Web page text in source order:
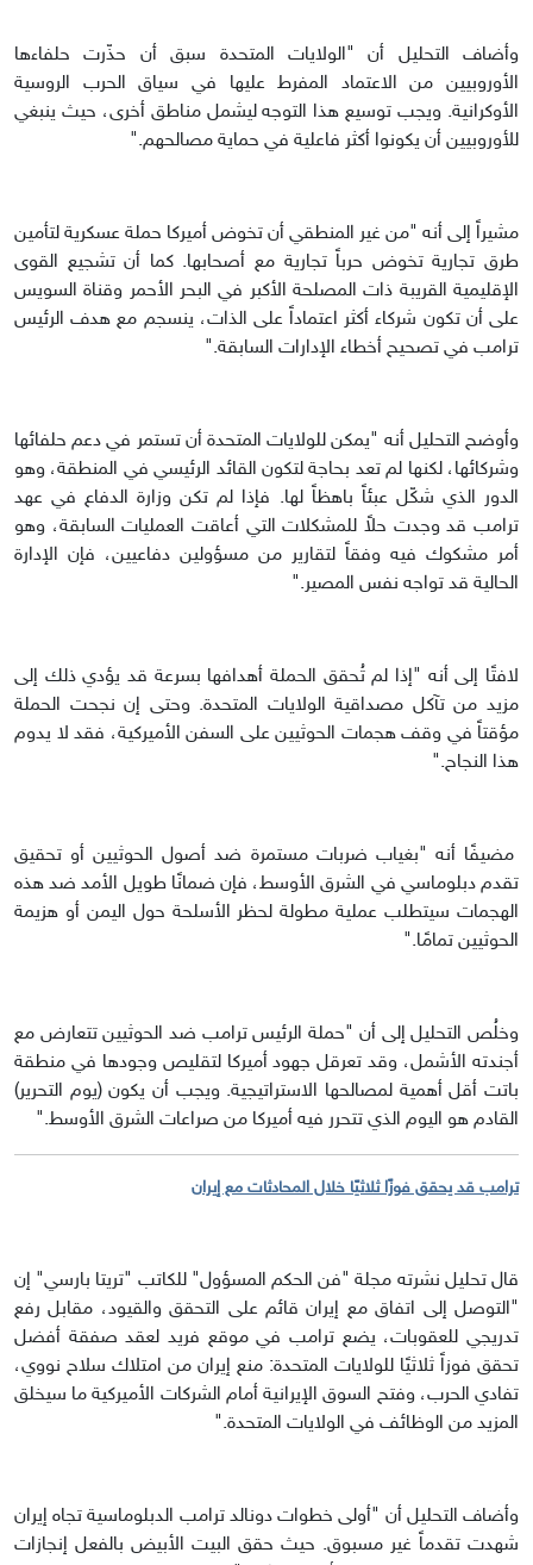
وأضاف التحليل أن "الولايات المتحدة سبق أن حذّرت حلفاءها
الأوروبيين من الاعتماد المفرط عليها في سياق الحرب الروسية
الأوكرانية. ويجب توسيع هذا التوجه ليشمل مناطق أخرى، حيث ينبغي
للأوروبيين أن يكونوا أكثر فاعلية في حماية مصالحهم."
مشيراً إلى أنه "من غير المنطقي أن تخوض أميركا حملة عسكرية لتأمين
طرق تجارية تخوض حرباً تجارية مع أصحابها. كما أن تشجيع القوى
الإقليمية القريبة ذات المصلحة الأكبر في البحر الأحمر وقناة السويس
على أن تكون شركاء أكثر اعتماداً على الذات، ينسجم مع هدف الرئيس
ترامب في تصحيح أخطاء الإدارات السابقة."
وأوضح التحليل أنه "يمكن للولايات المتحدة أن تستمر في دعم حلفائها
وشركائها، لكنها لم تعد بحاجة لتكون القائد الرئيسي في المنطقة، وهو
الدور الذي شكّل عبئاً باهظاً لها. فإذا لم تكن وزارة الدفاع في عهد
ترامب قد وجدت حلاً للمشكلات التي أعاقت العمليات السابقة، وهو
أمر مشكوك فيه وفقاً لتقارير من مسؤولين دفاعيين، فإن الإدارة
الحالية قد تواجه نفس المصير."
لافتًا إلى أنه "إذا لم تُحقق الحملة أهدافها بسرعة قد يؤدي ذلك إلى
مزيد من تآكل مصداقية الولايات المتحدة. وحتى إن نجحت الحملة
مؤقتاً في وقف هجمات الحوثيين على السفن الأميركية، فقد لا يدوم
هذا النجاح."
مضيفًا أنه "بغياب ضربات مستمرة ضد أصول الحوثيين أو تحقيق
تقدم دبلوماسي في الشرق الأوسط، فإن ضمانًا طويل الأمد ضد هذه
الهجمات سيتطلب عملية مطولة لحظر الأسلحة حول اليمن أو هزيمة
الحوثيين تمامًا."
وخلُص التحليل إلى أن "حملة الرئيس ترامب ضد الحوثيين تتعارض مع
أجندته الأشمل، وقد تعرقل جهود أميركا لتقليص وجودها في منطقة
باتت أقل أهمية لمصالحها الاستراتيجية. ويجب أن يكون (يوم التحرير)
القادم هو اليوم الذي تتحرر فيه أميركا من صراعات الشرق الأوسط."
ترامب قد يحقق فوزًا ثلاثيًا خلال المحادثات مع إيران
قال تحليل نشرته مجلة "فن الحكم المسؤول" للكاتب "تريتا بارسي" إن
"التوصل إلى اتفاق مع إيران قائم على التحقق والقيود، مقابل رفع
تدريجي للعقوبات، يضع ترامب في موقع فريد لعقد صفقة أفضل
تحقق فوزاً ثلاثيًا للولايات المتحدة: منع إيران من امتلاك سلاح نووي،
تفادي الحرب، وفتح السوق الإيرانية أمام الشركات الأميركية ما سيخلق
المزيد من الوظائف في الولايات المتحدة."
وأضاف التحليل أن "أولى خطوات دونالد ترامب الدبلوماسية تجاه إيران
شهدت تقدماً غير مسبوق. حيث حقق البيت الأبيض بالفعل إنجازات